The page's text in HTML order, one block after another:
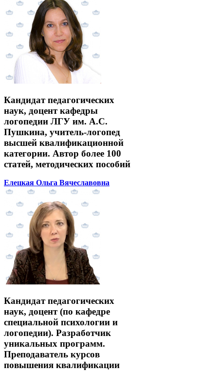
Кандидат педагогических
наук, доцент кафедры
логопедии ЛГУ им. А.С.
Пушкина, учитель-логопед
высшей квалификационной
категории. Автор более 100
статей, методических пособий
Елецкая Ольга Вячеславовна
Кандидат педагогических
наук, доцент (по кафедре
специальной психологии и
логопедии). Разработчик
уникальных программ.
Преподаватель курсов
повышения квалификации